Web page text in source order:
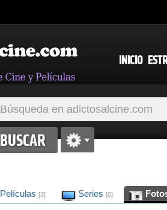
INICIO
Películas [3] Series [0]